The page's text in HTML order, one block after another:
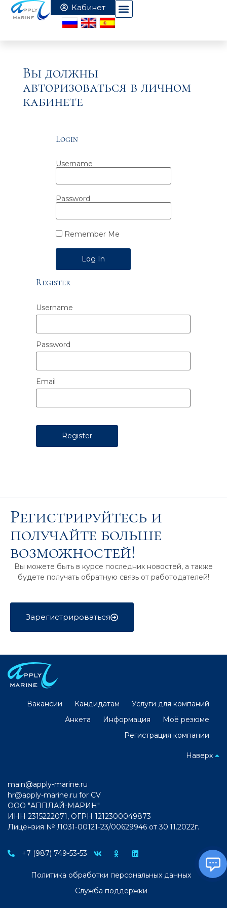
Вы должны
авторизоваться в личном
кабинете
Login
Username
Password
Remember Me
Alternative:
Register
Username
Password
Email
Регистрируйтесь и
получайте больше
возможностей!
Вы можете быть в курсе последних новостей, а также
будете получать обратную связь от работодателей!
Зарегистрироваться
Вакансии Кандидатам
Услуги для компаний
Анкета
Информация
Моё резюме
Регистрация компании
Наверх
main@apply-marine.ru
hr@apply-marine.ru for CV
ООО "АППЛАЙ-МАРИН"
ИНН 2315222071, ОГРН 1212300049873
Лицензия № Л031-00121-23/00629946 от 30.11.2022г.
+7 (987) 749-53-53
Политика обработки персональных данных
Служба поддержки